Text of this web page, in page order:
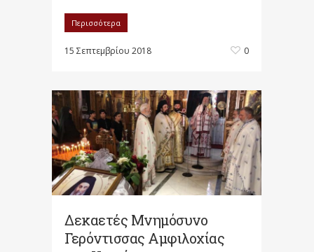
Περισσότερα
15 Σεπτεμβρίου 2018 0
Δεκαετές Μνημόσυνο
Γερόντισσας Αμφιλοχίας